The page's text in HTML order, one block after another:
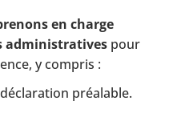
en charge
administrativespour
y compris :
préalable.